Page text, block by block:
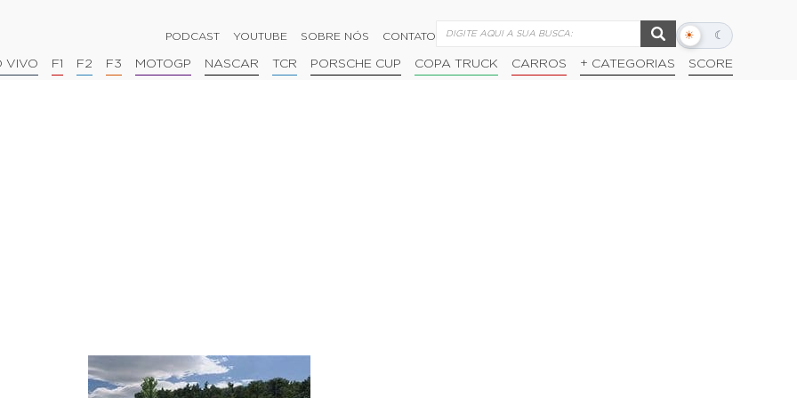
PODCAST YOUTUBE SOBRE NÓS CONTATO ☀ ☾
Alternar
escuro
VIVO F1 F2 F3 MOTOGP NASCAR TCR PORSCHE CUP COPA TRUCK CARROS + CATEGORIAS SCORE